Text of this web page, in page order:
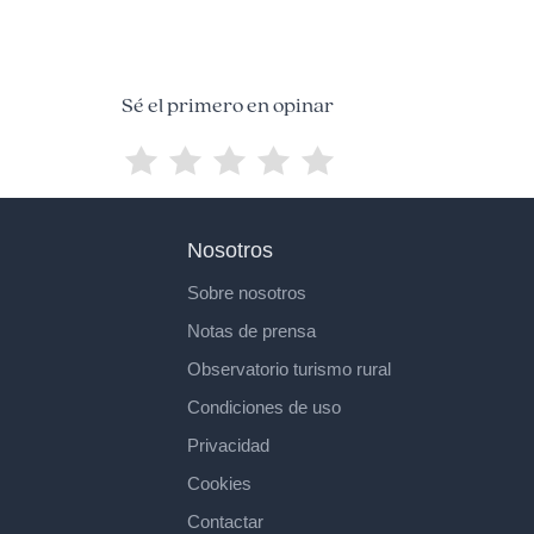
Sé el primero en opinar
Nosotros
Sobre nosotros
Notas de prensa
Observatorio turismo rural
Condiciones de uso
Privacidad
Cookies
Contactar